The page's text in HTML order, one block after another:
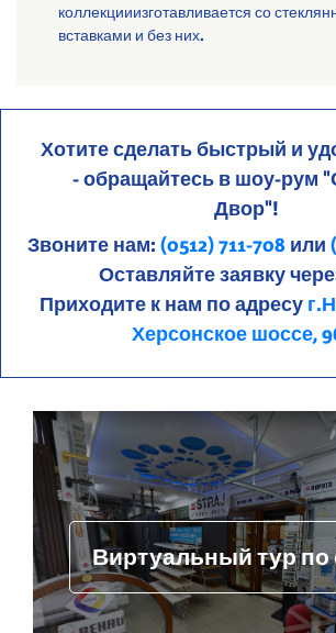
коллекцииизготавливается со
вставками и без них.
Хотите сделать быстрый и
- обращайтесь в шоу-рум
Двор"!
Звоните нам: (0512) 711-708 или
Оставляйте заявку
Приходите к нам по адресу
Херсонское шоссе,
Виртуальный тур по